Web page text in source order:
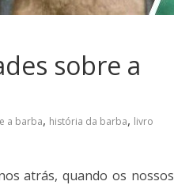
sobre a
a barba, história da barba, livro
atrás, quando os nossos